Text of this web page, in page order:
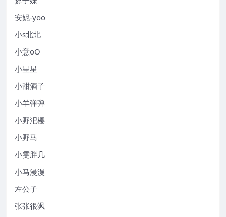
安妮-yoo
小s北北
小意oO
小星星
小甜酒子
小羊弹弹
小野汜樱
小野马
小雯胖几
小马漫漫
左公子
张张很飒